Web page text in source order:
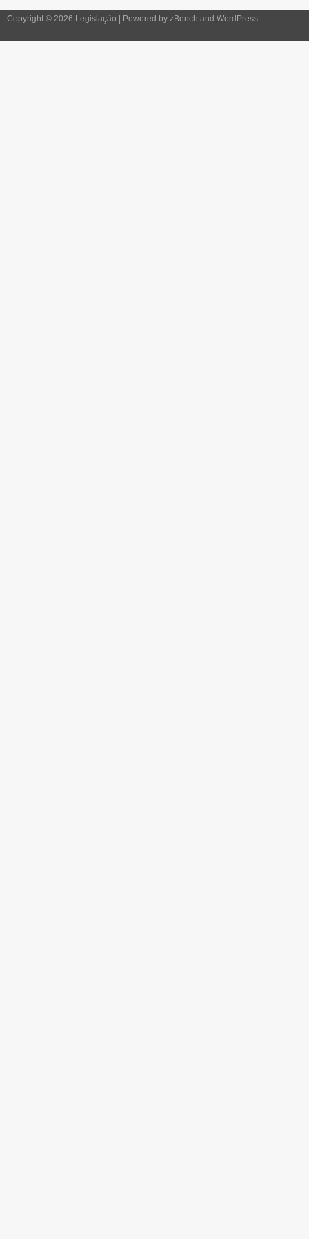
Copyright © 2026 Legislação | Powered by zBench and WordPress